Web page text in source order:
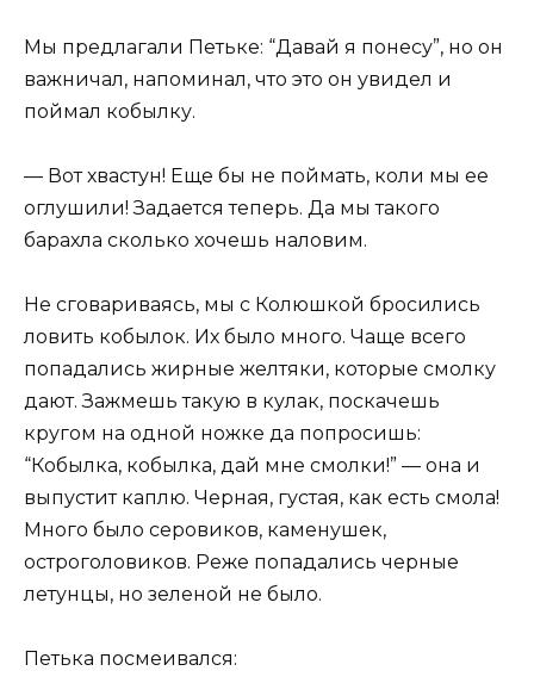
Мы предлагали Петьке: “Давай я понесу”, но он
важничал, напоминал, что это он увидел и
поймал кобылку.
— Вот хвастун! Еще бы не поймать, коли мы ее
оглушили! Задается теперь. Да мы такого
барахла сколько хочешь наловим.
Не сговариваясь, мы с Колюшкой бросились
ловить кобылок. Их было много. Чаще всего
попадались жирные желтяки, которые смолку
дают. Зажмешь такую в кулак, поскачешь
кругом на одной ножке да попросишь:
“Кобылка, кобылка, дай мне смолки!” — она и
выпустит каплю. Черная, густая, как есть смола!
Много было серовиков, каменушек,
остроголовиков. Реже попадались черные
летунцы, но зеленой не было.
Петька посмеивался: